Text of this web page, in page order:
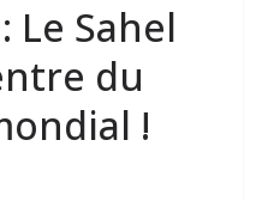
Sahel
du
!